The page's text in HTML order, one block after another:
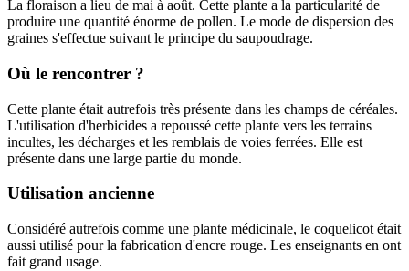
La floraison a lieu de mai à août. Cette plante a la particularité de
produire une quantité énorme de pollen. Le mode de dispersion des
graines s'effectue suivant le principe du saupoudrage.
Où le rencontrer ?
Cette plante était autrefois très présente dans les champs de céréales.
L'utilisation d'herbicides a repoussé cette plante vers les terrains
incultes, les décharges et les remblais de voies ferrées. Elle est
présente dans une large partie du monde.
Utilisation ancienne
Considéré autrefois comme une plante médicinale, le coquelicot était
aussi utilisé pour la fabrication d'encre rouge. Les enseignants en ont
fait grand usage.